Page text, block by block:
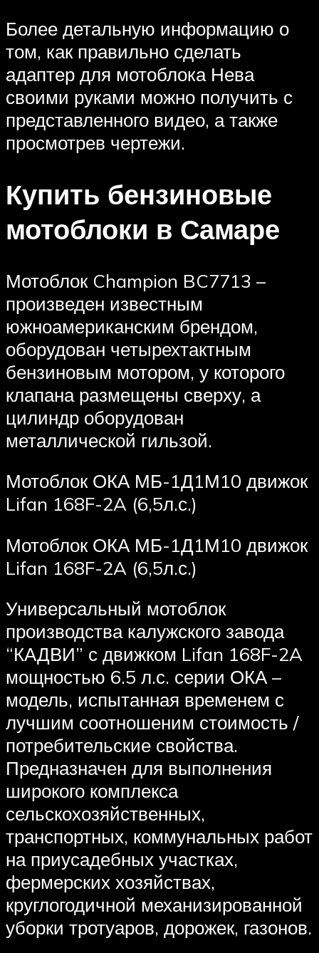
Более детальную информацию о
том, как правильно сделать
адаптер для мотоблока Нева
своими руками можно получить с
представленного видео, а также
просмотрев чертежи.
Купить бензиновые
мотоблоки в Самаре
Мотоблок Champion BC7713 –
произведен известным
южноамериканским брендом,
оборудован четырехтактным
бензиновым мотором, у которого
клапана размещены сверху, а
цилиндр оборудован
металлической гильзой.
Мотоблок ОКА МБ-1Д1М10 движок
Lifan 168F-2A (6,5л.с.)
Мотоблок ОКА МБ-1Д1М10 движок
Lifan 168F-2A (6,5л.с.)
Универсальный мотоблок
производства калужского завода
“КАДВИ” с движком Lifan 168F-2A
мощностью 6.5 л.с. серии ОКА –
модель, испытанная временем с
лучшим соотношеним стоимость /
потребительские свойства.
Предназначен для выполнения
широкого комплекса
сельскохозяйственных,
транспортных, коммунальных работ
на приусадебных участках,
фермерских хозяйствах,
круглогодичной механизированной
уборки тротуаров, дорожек, газонов.